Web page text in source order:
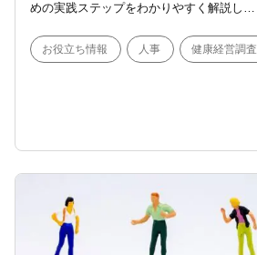
めの実践ステップをわかりやすく解説し…
お役立ち情報 人事 健康経営調査